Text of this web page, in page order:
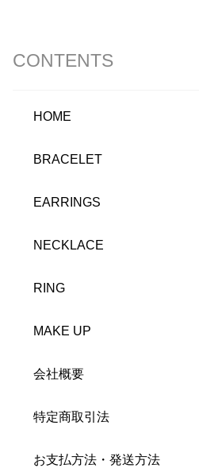
CONTENTS
HOME
BRACELET
EARRINGS
NECKLACE
RING
MAKE UP
会社概要
特定商取引法
お支払方法・発送方法